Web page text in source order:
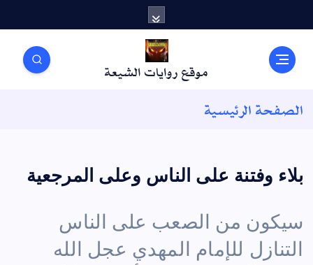
ل
موقع روايات الشيعة
الصفحة الرئيسية
بلاء وفتنة على الناس وعلى المرجعية
سيكون من الصعب على الناس
التنازل للإمام المهدي عجل الله